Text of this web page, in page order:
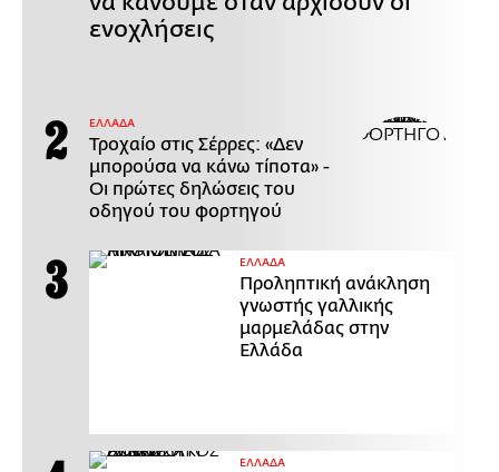
ενοχλήσεις
ΕΛΛΑΔΑ
Τροχαίο στις Σέρρες: «Δεν
μπορούσα να κάνω τίποτα» -
Οι πρώτες δηλώσεις του
οδηγού του φορτηγού
ΕΛΛΑΔΑ
Προληπτική ανάκληση
γνωστής γαλλικής
μαρμελάδας στην
Ελλάδα
ΕΛΛΑΔΑ